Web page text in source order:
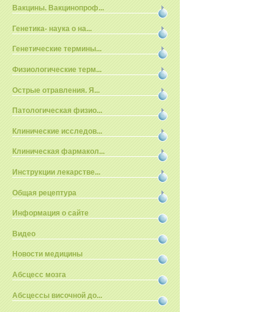
Вакцины. Вакцинопроф...
Генетика- наука о на...
Генетические термины...
Физиологические терм...
Острые отравления. Я...
Патологическая физио...
Клинические исследов...
Клиническая фармакол...
Инструкции лекарстве...
Общая рецептура
Информация о сайте
Видео
Новости медицины
Абсцесс мозга
Абсцессы височной до...